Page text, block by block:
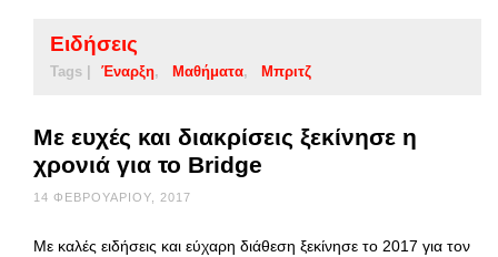
Ειδήσεις
Tags | Έναρξη Μαθήματα Μπριτζ
Με ευχές και διακρίσεις ξεκίνησε η
χρονιά για το Bridge
14 ΦΕΒΡΟΥΑΡΊΟΥ, 2017
Με καλές ειδήσεις και εύχαρη διάθεση ξεκίνησε το 2017 για τον